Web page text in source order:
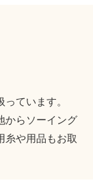
ています。
からソーイング
糸や用品もお取